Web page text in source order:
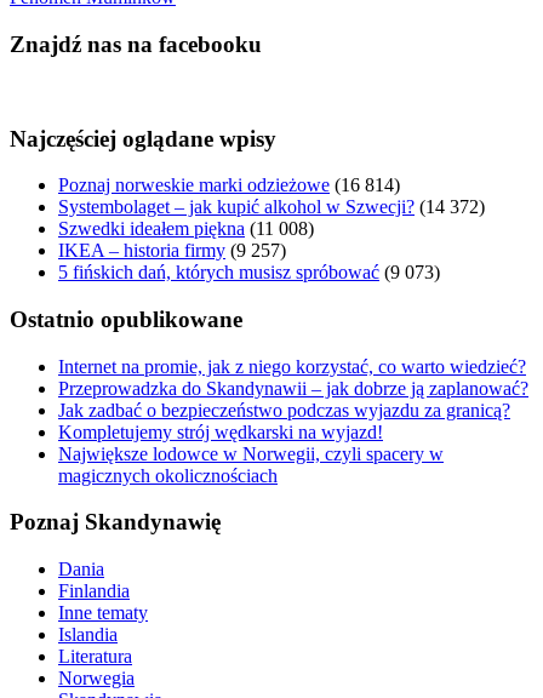
Znajdź nas na facebooku
Najczęściej oglądane wpisy
Poznaj norweskie marki odzieżowe (16 814)
Systembolaget – jak kupić alkohol w Szwecji? (14 372)
Szwedki ideałem piękna (11 008)
IKEA – historia firmy (9 257)
5 fińskich dań, których musisz spróbować (9 073)
Ostatnio opublikowane
Internet na promie, jak z niego korzystać, co warto wiedzieć?
Przeprowadzka do Skandynawii – jak dobrze ją zaplanować?
Jak zadbać o bezpieczeństwo podczas wyjazdu za granicą?
Kompletujemy strój wędkarski na wyjazd!
Największe lodowce w Norwegii, czyli spacery w
magicznych okolicznościach
Poznaj Skandynawię
Dania
Finlandia
Inne tematy
Islandia
Literatura
Norwegia